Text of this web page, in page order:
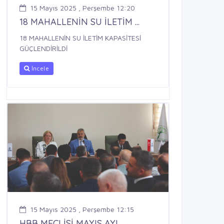
15 Mayıs 2025 , Perşembe 12:20
18 MAHALLENİN SU İLETİM ...
18 MAHALLENİN SU İLETİM KAPASİTESİ
GÜÇLENDİRİLDİ
İncele
15 Mayıs 2025 , Perşembe 12:15